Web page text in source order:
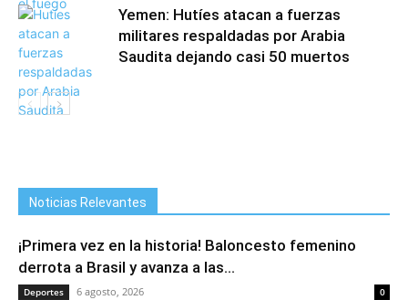
Yemen: Hutíes atacan a fuerzas
militares respaldadas por Arabia
Saudita dejando casi 50 muertos
Noticias Relevantes
¡Primera vez en la historia! Baloncesto femenino
derrota a Brasil y avanza a las...
Deportes 6 agosto, 2026 0